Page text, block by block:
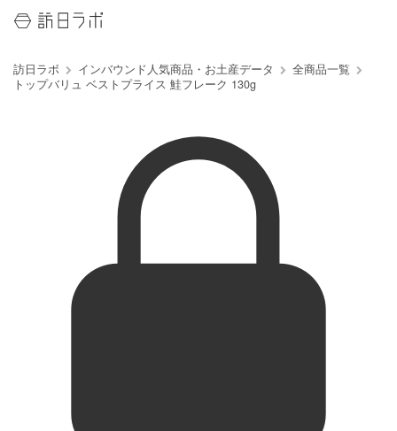
訪日ラボ インバウンド人気商品・お土産データ
全商品一覧
トップバリュ ベストプライス 鮭フレーク 130g